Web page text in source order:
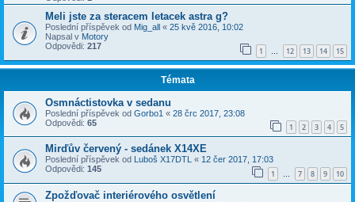
Meli jste za steracem letacek astra g?
Poslední příspěvek od Mig_all « 25 kvě 2016, 10:02
Napsal v Motory
Odpovědi: 217 1 … 12 13 14 15
Témata
Osmnáctistovka v sedanu
Poslední příspěvek od Gorbo1 « 28 črc 2017, 23:08
Odpovědi: 65 1 2 3 4 5
Mirďův červený - sedánek X14XE
Poslední příspěvek od Luboš X17DTL « 12 čer 2017, 17:03
Odpovědi: 145 1 … 7 8 9 10
Zpožďovač interiérového osvětlení